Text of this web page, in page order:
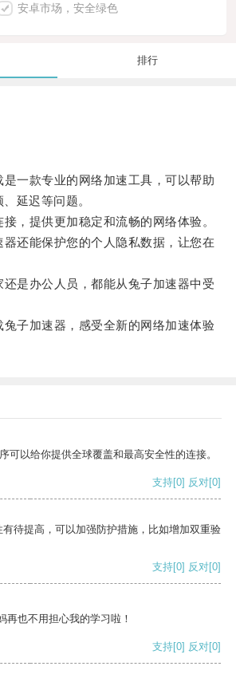
安卓市场，安全绿色
排行
款专业的网络加速工具，可以帮助
延迟等问题。
提供更加稳定和流畅的网络体验。
能保护您的个人隐私数据，让您在
办公人员，都能从兔子加速器中受
子加速器，感受全新的网络加速体验
可以给你提供全球覆盖和最高安全性的连接。
支持[0] 反对[0]
待提高，可以加强防护措施，比如增加双重验
支持[0] 反对[0]
再也不用担心我的学习啦！
支持[0] 反对[0]